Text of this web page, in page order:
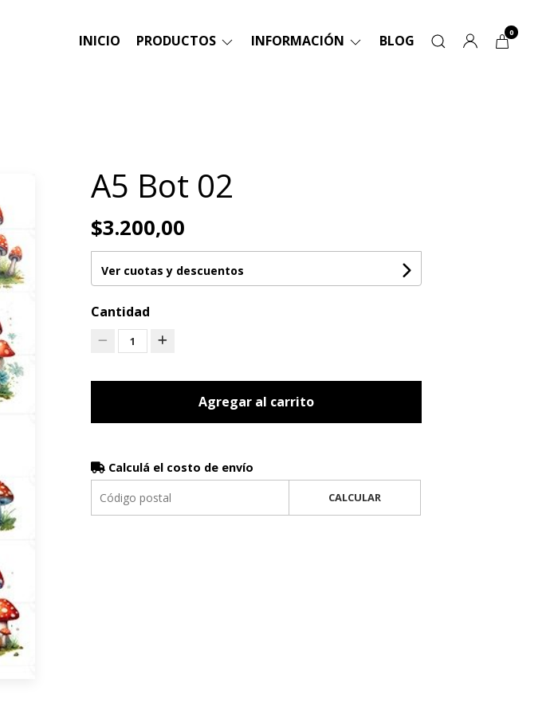
INICIO PRODUCTOS INFORMACIÓN BLOG 0
A5 Bot 02
$3.200,00
Ver cuotas y descuentos
Cantidad
1
Agregar al carrito
Calculá el costo de envío
CALCULAR